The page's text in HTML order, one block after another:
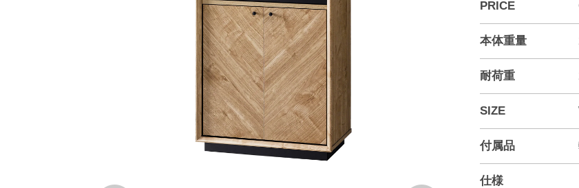
PRICE
本体重量
耐荷重
SIZE
付属品
仕様